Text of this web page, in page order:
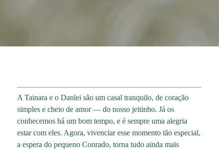
A Tainara e o Danlei são um casal tranquilo, de coração
simples e cheio de amor — do nosso jeitinho. Já os
conhecemos há um bom tempo, e é sempre uma alegria
estar com eles. Agora, vivenciar esse momento tão especial,
a espera do pequeno Conrado, torna tudo ainda mais